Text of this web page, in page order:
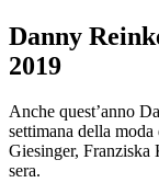
Danny
2019
Anche quest’anno
settimana della
Giesinger, Franziska
sera.